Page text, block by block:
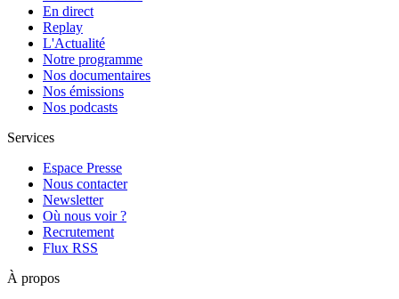
En direct
Replay
L'Actualité
Notre programme
Nos documentaires
Nos émissions
Nos podcasts
Services
Espace Presse
Nous contacter
Newsletter
Où nous voir ?
Recrutement
Flux RSS
À propos